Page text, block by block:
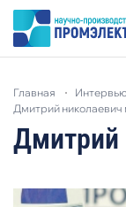
главная
дмитрий
Дмитрий